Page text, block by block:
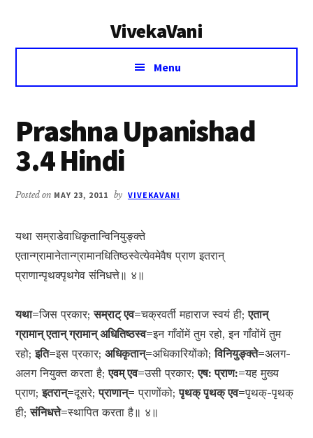
VivekaVani
Voice
Vivekananda
Menu
Prashna Upanishad
3.4 Hindi
Posted on MAY 23, 2011 by VIVEKAVANI
यथा सम्राडेवाधिकृतान्विनियुङ्‍‍क्ते
एतान्ग्रामानेतान्ग्रामानधितिष्ठस्वेत्येवमेवैष प्राण इतरान्
प्राणान्पृथक्पृथगेव संनिधत्ते॥ ४॥
यथा=जिस प्रकार;सम्राट् एव=चक्रवर्ती महाराज स्वयं ही;एतान्
ग्रामान् एतान् ग्रामान् अधितिष्ठस्व=इन गाँवोंमें तुम रहो, इन गाँवोंमें तुम
रहो;इति=इस प्रकार;अधिकृतान्=अधिकारियोंको;विनियुङ्‍‍क्ते=अलग-
अलग नियुक्त करता है;एवम् एव=उसी प्रकार;एष: प्राण:=यह मुख्य
प्राण;इतरान्=दूसरे;प्राणान्= प्राणोंको;पृथक् पृथक् एव=पृथक्-पृथक्
ही;संनिधत्ते=स्थापित करता है॥ ४॥